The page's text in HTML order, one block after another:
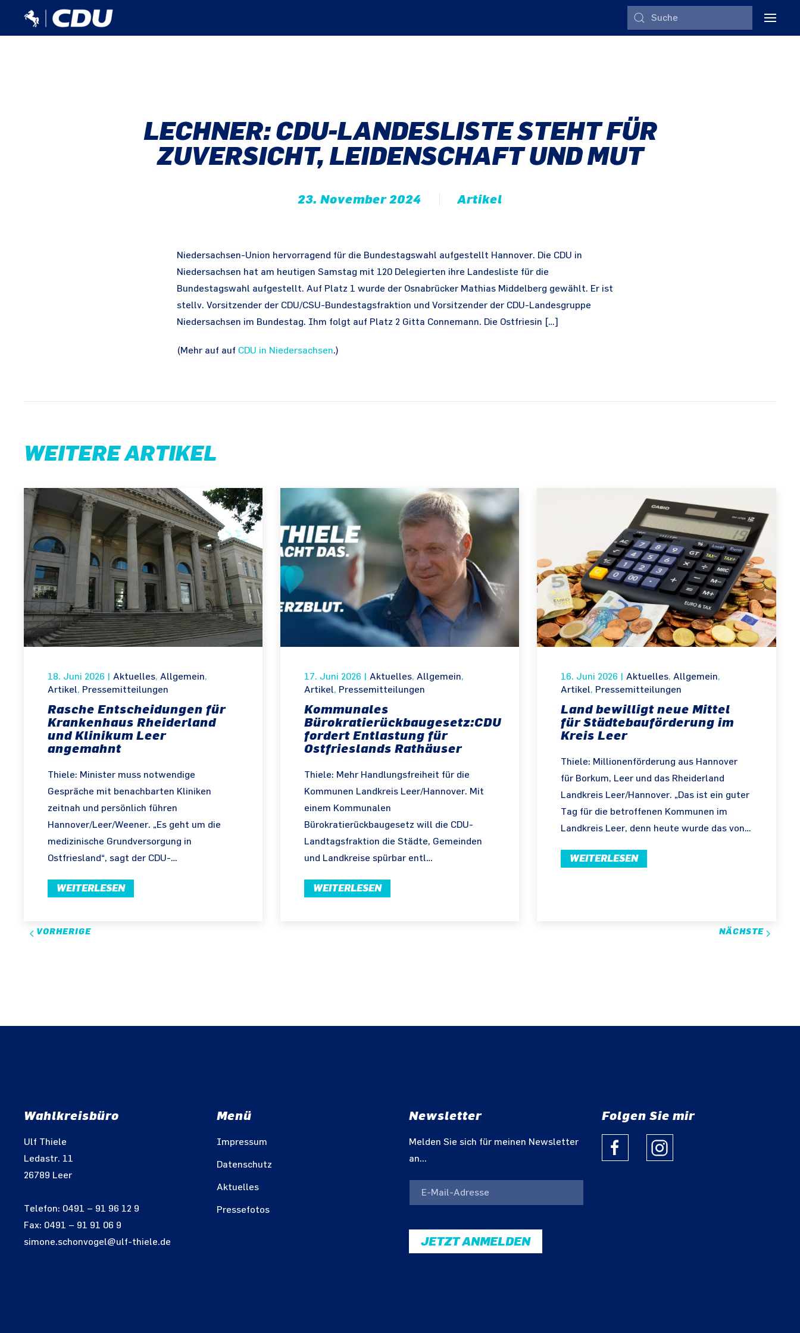
LECHNER: CDU-LANDESLISTE STEHT FÜR
ZUVERSICHT, LEIDENSCHAFT UND MUT
23. November 2024 Artikel
Niedersachsen-Union hervorragend für die Bundestagswahl aufgestellt Hannover. Die CDU in
Niedersachsen hat am heutigen Samstag mit 120 Delegierten ihre Landesliste für die
Bundestagswahl aufgestellt. Auf Platz 1 wurde der Osnabrücker Mathias Middelberg gewählt. Er ist
stellv. Vorsitzender der CDU/CSU-Bundestagsfraktion und Vorsitzender der CDU-Landesgruppe
Niedersachsen im Bundestag. Ihm folgt auf Platz 2 Gitta Connemann. Die Ostfriesin […]
(Mehr auf auf CDU in Niedersachsen.)
WEITERE ARTIKEL
18. Juni 2026 Aktuelles, Allgemein,
Artikel, Pressemitteilungen
Rasche Entscheidungen für
Krankenhaus Rheiderland
und Klinikum Leer
angemahnt
Thiele: Minister muss notwendige
Gespräche mit benachbarten Kliniken
zeitnah und persönlich führen
Hannover/Leer/Weener. „Es geht um die
medizinische Grundversorgung in
Ostfriesland“, sagt der CDU-…
WEITERLESEN
17. Juni 2026 |Aktuelles,Allgemein,
Artikel, Pressemitteilungen
Kommunales
Bürokratierückbaugesetz:CDU
fordert Entlastung für
Ostfrieslands Rathäuser
Thiele: Mehr Handlungsfreiheit für die
Kommunen Landkreis Leer/Hannover. Mit
einem Kommunalen
Bürokratierückbaugesetz will die CDU-
Landtagsfraktion die Städte, Gemeinden
und Landkreise spürbar entl…
WEITERLESEN
16. Juni 2026 |Aktuelles,Allgemein,
Artikel, Pressemitteilungen
Land bewilligt neue Mittel
für Städtebauförderung im
Kreis Leer
Thiele: Millionenförderung aus Hannover
für Borkum, Leer und das Rheiderland
Landkreis Leer/Hannover. „Das ist ein guter
Tag für die betroffenen Kommunen im
Landkreis Leer, denn heute wurde das von…
WEITERLESEN
VORHERIGE NÄCHSTE
Wahlkreisbüro
Ulf Thiele
Ledastr. 11
26789 Leer
Telefon: 0491 – 91 96 12 9
Fax: 0491 – 91 91 06 9
simone.schonvogel@ulf-thiele.de
Menü
Impressum
Datenschutz
Aktuelles
Pressefotos
Newsletter
Melden Sie sich für meinen Newsletter
an...
JETZT ANMELDEN
Folgen Sie mir